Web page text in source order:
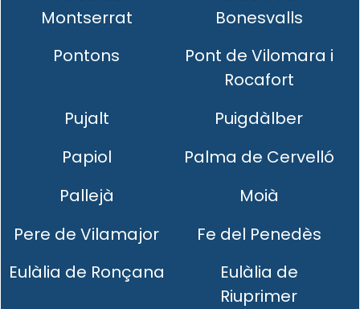
Montserrat
Bonesvalls
Pontons
Pont de Vilomara i
Rocafort
Pujalt
Puigdàlber
Papiol
Palma de Cervelló
Pallejà
Moià
Pere de Vilamajor
Fe del Penedès
Eulàlia de Ronçana
Eulàlia de
Riuprimer